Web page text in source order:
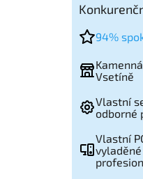
94%
Vsetíně
Vlastní
odborné
Vlastní
vyladěné